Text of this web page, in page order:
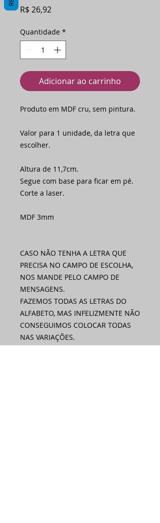
R$ 26,92
Quantidade *
Adicionar ao carrinho
Produto em MDF cru, sem pintura.
Valor para 1 unidade, da letra que
escolher.
Altura de 11,7cm.
Segue com base para ficar em pé.
Corte a laser.
MDF 3mm
CASO NÃO TENHA A LETRA QUE
PRECISA NO CAMPO DE ESCOLHA,
NOS MANDE PELO CAMPO DE
MENSAGENS.
FAZEMOS TODAS AS LETRAS DO
ALFABETO, MAS INFELIZMENTE NÃO
CONSEGUIMOS COLOCAR TODAS
NAS VARIAÇÕES.